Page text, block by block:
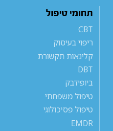
תחומי טיפול
CBT
ריפוי בעיסוק
קלינאות תקשורת
DBT
ביופידבק
טיפול משפחתי
טיפול פסיכולוגי
EMDR